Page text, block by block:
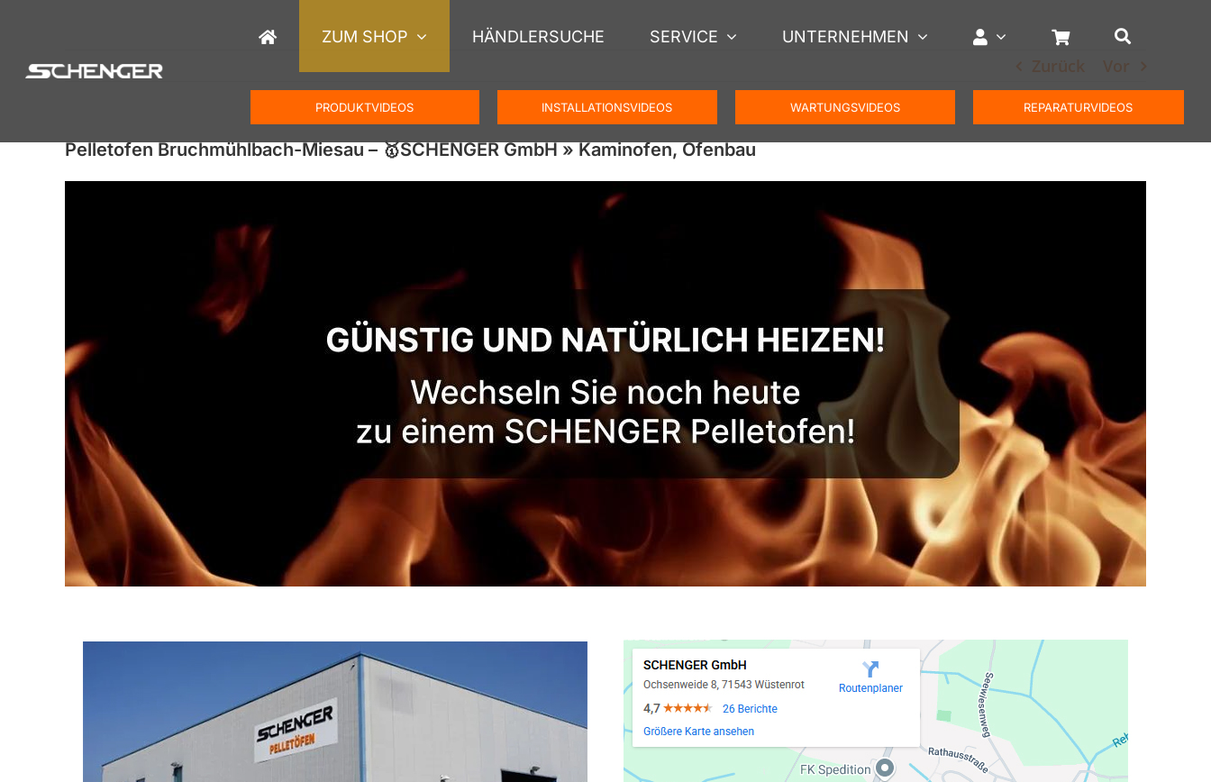
springen
ZUM SHOP HÄNDLERSUCHE SERVICE UNTERNEHMEN
PRODUKTVIDEOS INSTALLATIONSVIDEOS WARTUNGSVIDEOS REPARATURVIDEOS
Zurück Vor
Pelletofen Bruchmühlbach-Miesau – 🥇SCHENGER GmbH » Kaminofen, Ofenbau